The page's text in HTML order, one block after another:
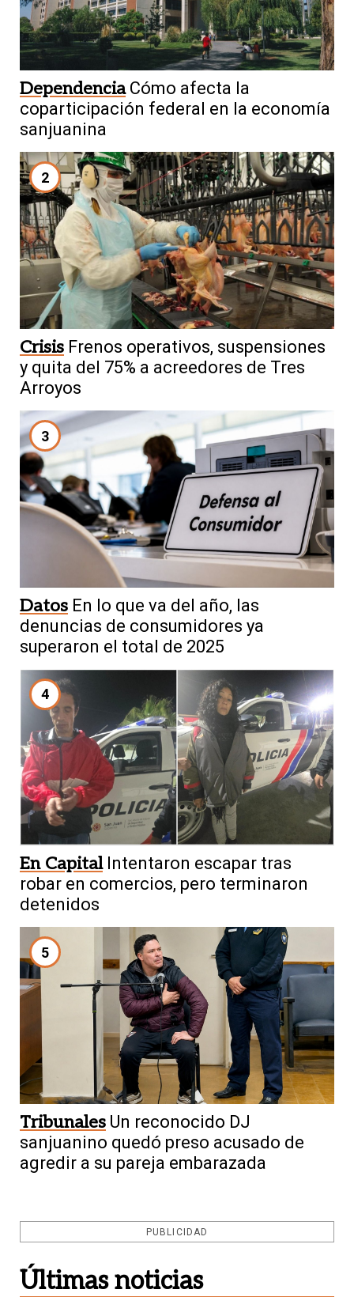
Dependencia Cómo afecta la
coparticipación federal en la economía
sanjuanina
2
Crisis Frenos operativos, suspensiones
y quita del 75% a acreedores de Tres
Arroyos
3
Datos En lo que va del año, las
denuncias de consumidores ya
superaron el total de 2025
4
En Capital Intentaron escapar tras
robar en comercios, pero terminaron
detenidos
5
Tribunales Un reconocido DJ
sanjuanino quedó preso acusado de
agredir a su pareja embarazada
PUBLICIDAD
Últimas noticias